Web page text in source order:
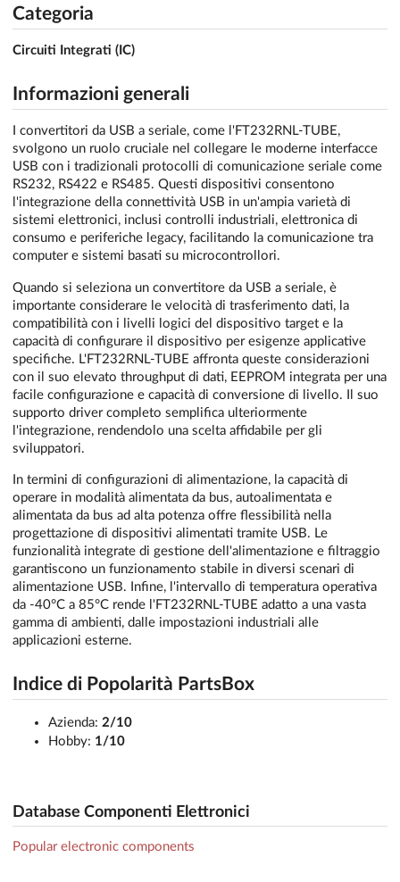
Categoria
Circuiti Integrati (IC)
Informazioni generali
I convertitori da USB a seriale, come l'FT232RNL-TUBE,
svolgono un ruolo cruciale nel collegare le moderne interfacce
USB con i tradizionali protocolli di comunicazione seriale come
RS232, RS422 e RS485. Questi dispositivi consentono
l'integrazione della connettività USB in un'ampia varietà di
sistemi elettronici, inclusi controlli industriali, elettronica di
consumo e periferiche legacy, facilitando la comunicazione tra
computer e sistemi basati su microcontrollori.
Quando si seleziona un convertitore da USB a seriale, è
importante considerare le velocità di trasferimento dati, la
compatibilità con i livelli logici del dispositivo target e la
capacità di configurare il dispositivo per esigenze applicative
specifiche. L'FT232RNL-TUBE affronta queste considerazioni
con il suo elevato throughput di dati, EEPROM integrata per una
facile configurazione e capacità di conversione di livello. Il suo
supporto driver completo semplifica ulteriormente
l'integrazione, rendendolo una scelta affidabile per gli
sviluppatori.
In termini di configurazioni di alimentazione, la capacità di
operare in modalità alimentata da bus, autoalimentata e
alimentata da bus ad alta potenza offre flessibilità nella
progettazione di dispositivi alimentati tramite USB. Le
funzionalità integrate di gestione dell'alimentazione e filtraggio
garantiscono un funzionamento stabile in diversi scenari di
alimentazione USB. Infine, l'intervallo di temperatura operativa
da -40°C a 85°C rende l'FT232RNL-TUBE adatto a una vasta
gamma di ambienti, dalle impostazioni industriali alle
applicazioni esterne.
Indice di Popolarità PartsBox
Azienda: 2/10
Hobby: 1/10
Database Componenti Elettronici
Popular electronic components